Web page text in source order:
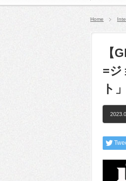
Home
【
=ジ
ト」